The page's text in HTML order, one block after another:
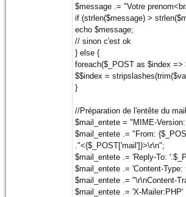
$message .= "Votre
if (strlen($message) >
echo $message;
// sinon c'est ok
} else {
foreach($_POST as $index =>
$$index =
}
//Préparation de l'entête du
$mail_entete = "MIME-
$mail_entete .= "From:
."<{$_POST['mail']}>\r\n";
$mail_entete .= 'Reply-To:
$mail_entete .= 'Content-
$mail_entete .= "\r\nContent-
$mail_entete .= 'X-